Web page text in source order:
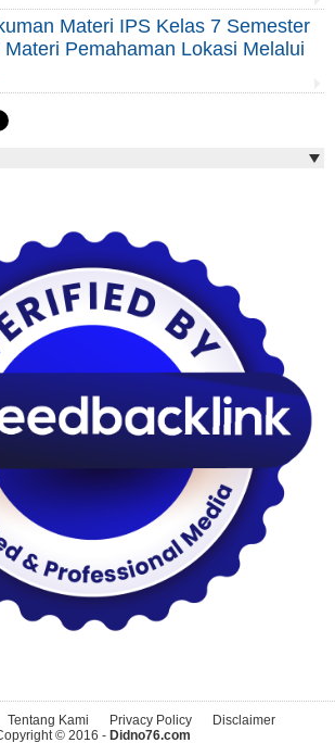
Materi IPS Kelas 7 Semester
Materi Pemahaman Lokasi Melalui
Tentang Kami Privacy Policy
Disclaimer
© 2016 - Didno76.com